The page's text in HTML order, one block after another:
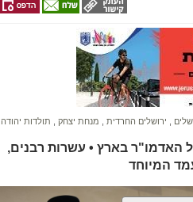
ירושלים החרדית מנחת יצחק
תולדות יהודה
האדמו"ר בארץ • עשרות רבנים,
המיוחד